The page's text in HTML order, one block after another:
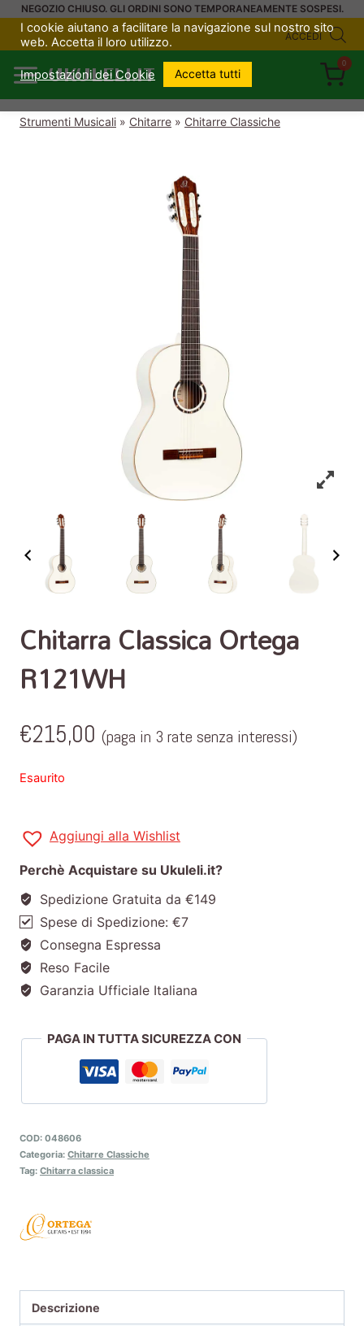
SaltaNEGOZIO CHIUSO. GLI ORDINI SONO TEMPORANEAMENTE SOSPESI.
ACCEDI
UKULELI.IT
0
Strumenti Musicali » Chitarre » Chitarre Classiche
Chitarra Classica Ortega
R121WH
€215,00 (paga in 3 rate senza interessi)
Esaurito
Aggiungi alla Wishlist
Perchè Acquistare su Ukuleli.it?
Spedizione Gratuita da €149
Spese di Spedizione: €7
Consegna Espressa
Reso Facile
Garanzia Ufficiale Italiana
PAGA IN TUTTA SICUREZZA CON
COD: 048606
Categoria: Chitarre Classiche
Tag: Chitarra classica
Descrizione
I cookie aiutano a facilitare la navigazione sul nostro sito
web. Accetta il loro utilizzo.
Impostazioni dei Cookie Accetta tutti